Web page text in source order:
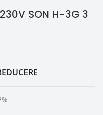
SON H-3G 3